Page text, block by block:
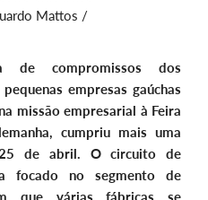
Mattos /
de compromissos dos
empresas gaúchas
missão empresarial à Feira
cumpriu mais uma
de abril. O circuito de
focado no segmento de
que várias fábricas se